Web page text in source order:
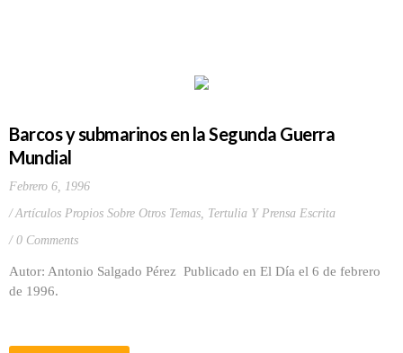
Barcos y submarinos en la Segunda Guerra
Mundial
Febrero 6, 1996
Artículos Propios Sobre Otros Temas, Tertulia Y Prensa Escrita
0 Comments
Autor: Antonio Salgado Pérez Publicado en El Día el 6 de febrero
de 1996.